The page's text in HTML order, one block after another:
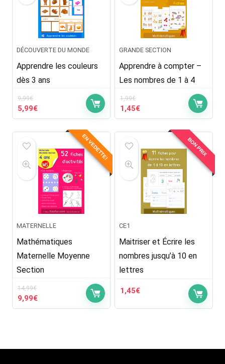
DÉCOUVERTE DU MONDE
Apprendre les couleurs
dès 3 ans
9,99€
Le
prix
9,99€.
5,99€Le
prix
5,99€.
GRANDE SECTION
Apprendre à compter –
Les nombres de 1 à 4
1,99€
Le
prix
1,99€.
1,45€Le
prix
1,45€.
EN VEDETTE!
MATERNELLE
Mathématiques
Maternelle Moyenne
Section
14,99€
Le
prix
9,99€Le
prix
BON PRIX
CE1
Maitriser et Écrire les
nombres jusqu’à 10 en
lettres
1,45€